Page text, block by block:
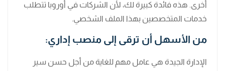
أخرى. هذه فائدة كبيرة لك، لأن الشركات في أوروبا تتطلب
خدمات المتخصصين بهذا الملف الشخصي.
من الأسهل أن ترقى إلى منصب إداري:
الإدارة الجيدة هي عامل مهم للغاية من أجل حسن سير